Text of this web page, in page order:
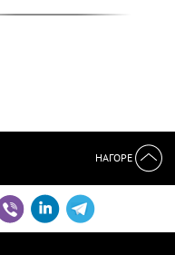
НАГОРЕ